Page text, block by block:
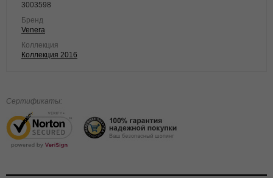
3003598
Бренд
Venera
Коллекция
Коллекция 2016
Сертификаты: